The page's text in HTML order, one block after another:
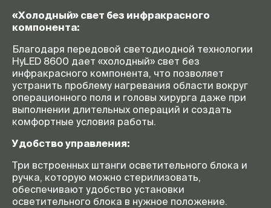
«Холодный» свет без инфракрасного
компонента:
Благодаря передовой светодиодной технологии
HyLED 8600 дает «холодный» свет без
инфракрасного компонента, что позволяет
устранить проблему нагревания области вокруг
операционного поля и головы хирурга даже при
выполнении длительных операций и создать
комфортные условия работы.
Удобство управления:
Три встроенных штанги осветительного блока и
ручка, которую можно стерилизовать,
обеспечивают удобство установки
осветительного блока в нужное положение.